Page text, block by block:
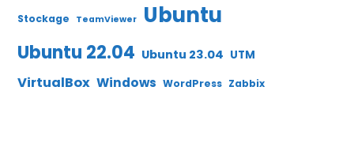
Stockage TeamViewer Ubuntu
Ubuntu 22.04 Ubuntu 23.04 UTM
VirtualBox Windows WordPress Zabbix